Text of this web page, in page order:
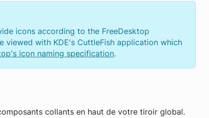
icons according to the FreeDesktop
viewed with KDE's CuttleFish application which
icon naming specification.
collants en haut de votre tiroir global.